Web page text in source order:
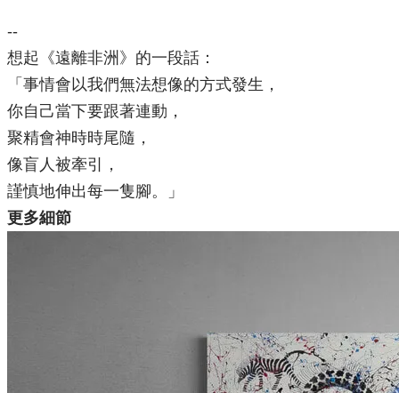
--
想起《遠離非洲》的一段話：
「事情會以我們無法想像的方式發生，
你自己當下要跟著連動，
聚精會神時時尾隨，
像盲人被牽引，
謹慎地伸出每一隻腳。」
更多細節